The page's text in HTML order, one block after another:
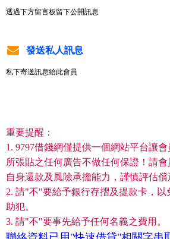
透過下方留言板留下公開訊息
發送私人訊息
私下寄送訊息給此會員
重要提醒：
1. 9797借錢網僅提供一個網站平台讓
所張貼之任何廣告不做任何保證！請
自身還款及風險承擔能力，謹慎評估償
2. 請"不"要給予銀行存摺及提款卡，
助犯。
3. 請"不"要事先給予任何名義之費用。